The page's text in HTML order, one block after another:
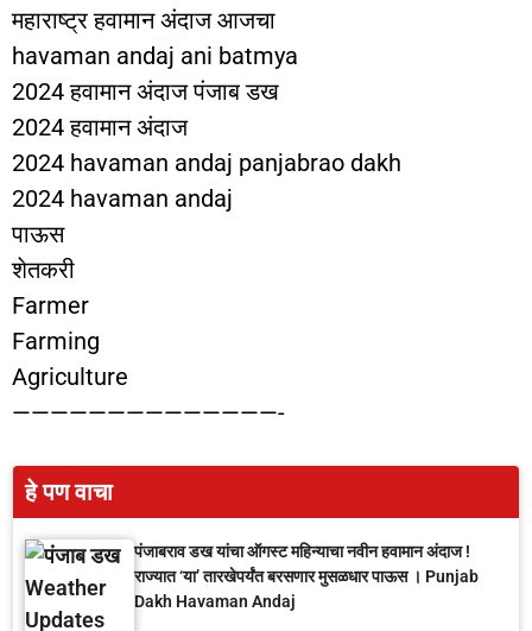
महाराष्ट्र हवामान अंदाज आजचा
havaman andaj ani batmya
2024 हवामान अंदाज पंजाब डख
2024 हवामान अंदाज
2024 havaman andaj panjabrao dakh
2024 havaman andaj
पाऊस
शेतकरी
Farmer
Farming
Agriculture
——————————————-
हे पण वाचा
पंजाबराव डख यांचा ऑगस्ट महिन्याचा नवीन हवामान अंदाज !
राज्यात ‘या’ तारखेपर्यंत बरसणार मुसळधार पाऊस । Punjab
Dakh Havaman Andaj